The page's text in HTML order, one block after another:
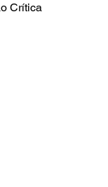
Crítica